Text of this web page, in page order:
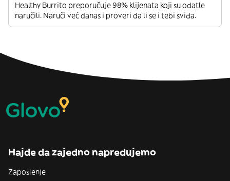
Healthy Burrito preporučuje 98% klijenata koji su odatle
naručili. Naruči već danas i proveri da li se i tebi sviđa.
Hajde da zajedno napredujemo
Zaposlenje